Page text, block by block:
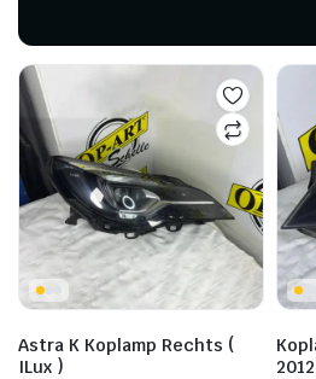
Astra K Koplamp Rechts (
ILux )